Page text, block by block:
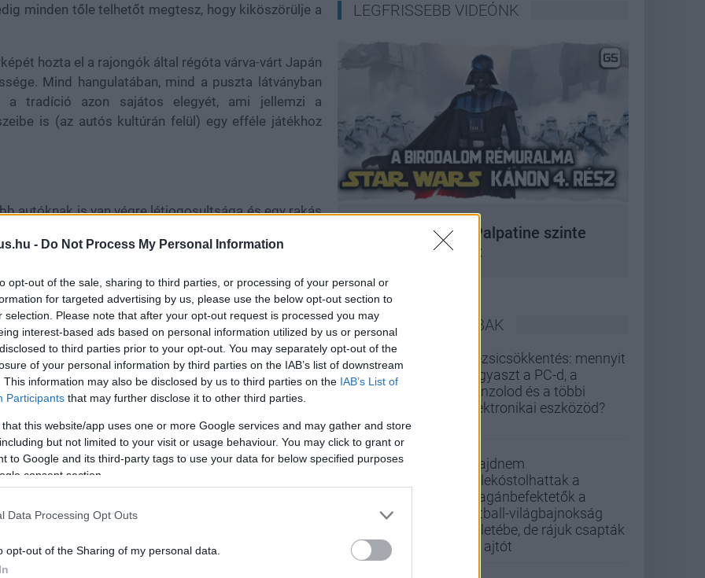
- Do Not Process My Personal Information
opt-out of the sale, sharing to third parties, or processing of your personal or
for targeted advertising by us, please use the below opt-out section to
selection. Please note that after your opt-out request is processed you may
interest-based ads based on personal information utilized by us or personal
to third parties prior to your opt-out. You may separately opt-out of the
of your personal information by third parties on the IAB’s list of downstream
This information may also be disclosed by us to third parties on the IAB’s List of
Participants that may further disclose it to other third parties.
that this website/app uses one or more Google services and may gather and store
but not limited to your visit or usage behaviour. You may click to grant or
to Google and its third-party tags to use your data for below specified purposes
consent section.
Data Processing Opt Outs
opt-out of the Sharing of my personal data.
minden tőle telhetőt megtesz, hogy kiköszörülje a
hozta el a rajongók által régóta várva-várt Japán
Mind hangulatában, mind a puszta látványban
a tradíció azon sajátos elegyét, ami jellemzi a
is (az autós kultúrán felül) egy efféle játékhoz
autóknak is van végre létjogosultsága és egy rakás
fesztiválon mérettetnék meg magukat.
videónkban:
LEGFRISSEBB VIDEÓNK
A korszak, amikor Palpatine szinte
bármit megtehetett
LEGOLVASOTTABBAK
Rezsicsökkentés: mennyit
fogyaszt a PC-d, a
konzolod és a többi
elektronikai eszközöd?
Majdnem
belekóstolhattak a
magánbefektetők a
futball-világbajnokság
üzletébe, de rájuk csapták
az ajtót